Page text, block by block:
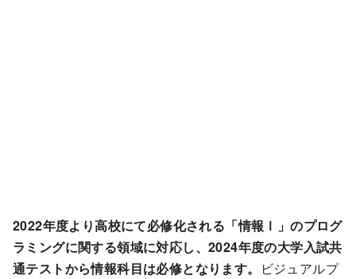
2022年度より高校にて必修化される「情報Ⅰ」のプログ
ラミングに関する領域に対応し、2024年度の大学入試共
通テストから情報科目は必修となります。
ビジュアルプ